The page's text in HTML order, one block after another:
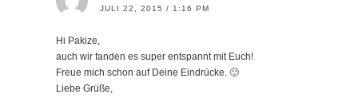
JULI 22, 2015 / 1:16 PM
Hi Pakize,
auch wir fanden es super entspannt mit Euch!
Freue mich schon auf Deine Eindrücke. 🙂
Liebe Grüße,